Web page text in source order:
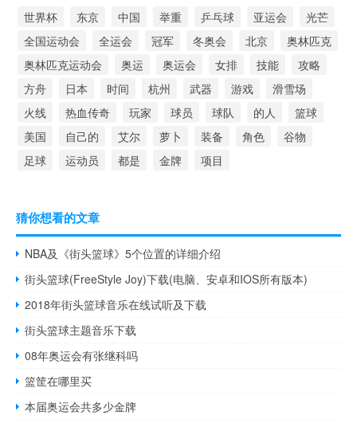
世界杯 东京 中国 举重 乒乓球 亚运会
光芒
全国运动会
全运会 冠军 冬奥会 北京
奥林匹克
奥林匹克运动会
奥运 奥运会 女排 技能
攻略
方舟
日本 时间 杭州 武器 游戏
滑雪场
火线
热血传奇 玩家 球员 球队 的人
篮球
美国
自己的 艾尔 萝卜 装备 角色
谷物
足球
运动员 都是 金牌 项目
猜你想看的文章
NBA及《街头篮球》5个位置的详细介绍
街头篮球(FreeStyle Joy)下载(电脑、安卓和IOS所有版本)
2018年街头篮球音乐在线试听及下载
街头篮球主题音乐下载
08年奥运会有张继科吗
篮筐在哪里买
本届奥运会共多少金牌